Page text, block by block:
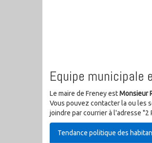
Equipe
Le maire de Freney estMonsieur
Vous pouvez contacter la ou les
joindre par courrier à l'adresse "2
Tendance politique des